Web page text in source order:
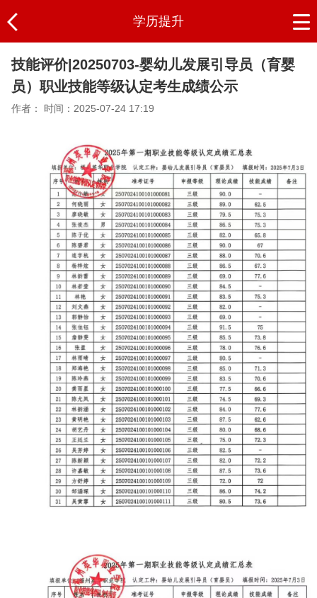
学历提升
技能评价|20250703-婴幼儿发展引导员（育婴
员）职业技能等级认定考生成绩公示
作者： 时间：2025-07-24 17:19